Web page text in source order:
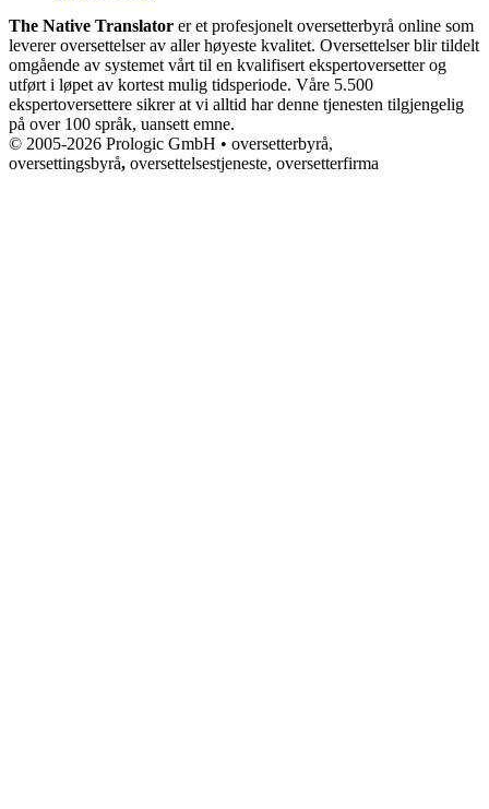
The Native Translator er et profesjonelt oversetterbyrå online som
leverer oversettelser av aller høyeste kvalitet. Oversettelser blir tildelt
omgående av systemet vårt til en kvalifisert ekspertoversetter og
utført i løpet av kortest mulig tidsperiode. Våre 5.500
ekspertoversettere sikrer at vi alltid har denne tjenesten tilgjengelig
på over 100 språk, uansett emne.
© 2005-2026 Prologic GmbH • oversetterbyrå,
oversettingsbyrå, oversettelsestjeneste, oversetterfirma